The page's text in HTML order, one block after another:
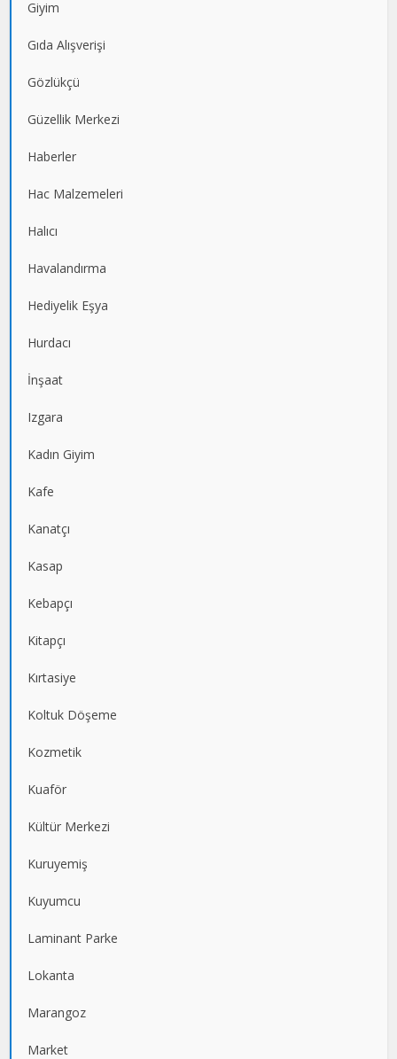
Giyim
Gıda Alışverişi
Gözlükçü
Güzellik Merkezi
Haberler
Hac Malzemeleri
Halıcı
Havalandırma
Hediyelik Eşya
Hurdacı
İnşaat
Izgara
Kadın Giyim
Kafe
Kanatçı
Kasap
Kebapçı
Kitapçı
Kırtasiye
Koltuk Döşeme
Kozmetik
Kuaför
Kültür Merkezi
Kuruyemiş
Kuyumcu
Laminant Parke
Lokanta
Marangoz
Market